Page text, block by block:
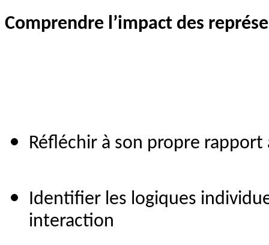
Comprendre l’impact des
Réfléchir à son propre
Identifier les logiques
interaction